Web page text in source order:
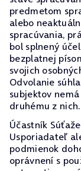
predmetom
alebo
spracúvania,
bol splnený
bezplatnej
svojich
Odvolanie
subjektov
druhému z nich.
Účastník
Usporiadateľ
podmienok
oprávnení s